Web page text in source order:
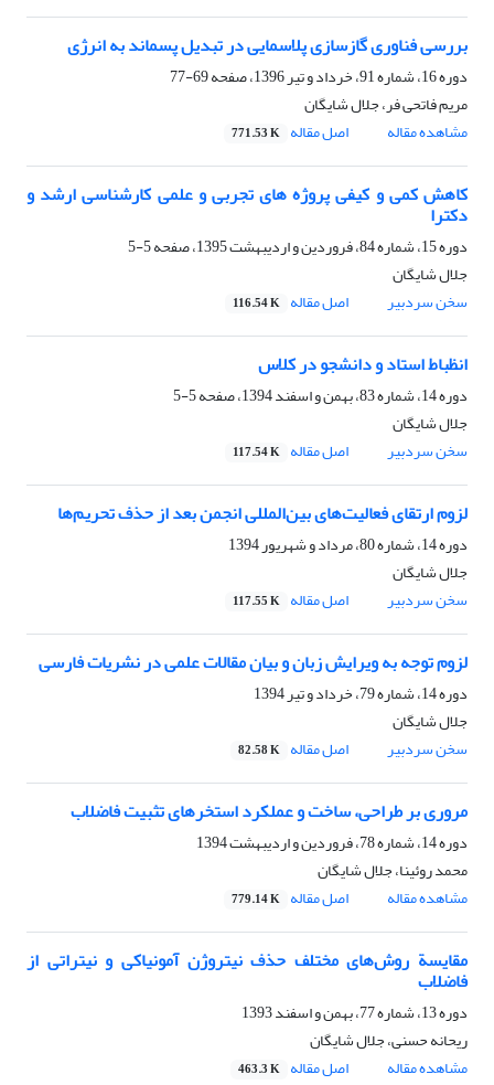
بررسی فناوری گازسازی پلاسمایی در تبدیل پسماند به انرژی
دوره 16، شماره 91، خرداد و تیر 1396، صفحه
69-77
مریم فاتحی فر، جلال شایگان
مشاهده مقاله
اصل مقاله 771.53 K
کاهش کمی و کیفی پروژه های تجربی و علمی کارشناسی ارشد و
دکترا
دوره 15، شماره 84، فروردین و اردیبهشت 1395، صفحه
5-5
جلال شایگان
سخن سردبیر
اصل مقاله 116.54 K
انظباط استاد و دانشجو در کلاس
دوره 14، شماره 83، بهمن و اسفند 1394، صفحه
5-5
جلال شایگان
سخن سردبیر
اصل مقاله 117.54 K
لزوم ارتقای فعالیت‌های بین‌المللی انجمن بعد از حذف تحریم‌ها
دوره 14، شماره 80، مرداد و شهریور 1394
جلال شایگان
سخن سردبیر
اصل مقاله 117.55 K
لزوم توجه به ویرایش زبان و بیان مقالات علمی در نشریات فارسی
دوره 14، شماره 79، خرداد و تیر 1394
جلال شایگان
سخن سردبیر
اصل مقاله 82.58 K
مروری بر طراحی، ساخت و عملکرد استخرهای تثبیت فاضلاب
دوره 14، شماره 78، فروردین و اردیبهشت 1394
محمد روئینا، جلال شایگان
مشاهده مقاله
اصل مقاله 779.14 K
مقایسة روش‌های مختلف حذف نیتروژن آمونیاکی و نیتراتی از
فاضلاب
دوره 13، شماره 77، بهمن و اسفند 1393
ریحانه حسنی، جلال شایگان
مشاهده مقاله
اصل مقاله 463.3 K